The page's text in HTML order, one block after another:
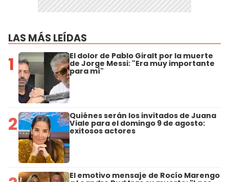
LAS MÁS LEÍDAS
1 El dolor de Pablo Giralt por la muerte
de Jorge Messi: "Era muy importante
para mí"
2 Quiénes serán los invitados de Juana
Viale para el domingo 9 de agosto:
exitosos actores
El emotivo mensaje de Rocío Marengo